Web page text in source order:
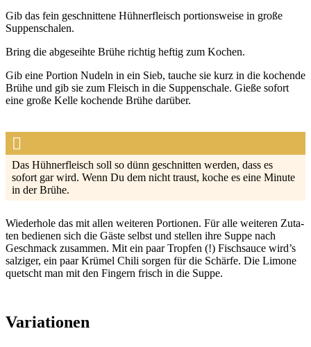
Gib das fein geschnit­te­ne Hüh­ner­fleisch por­ti­ons­wei­se in gro­ße
Sup­pen­scha­len.
Bring die abge­seih­te Brü­he rich­tig hef­tig zum Kochen.
Gib eine Por­ti­on Nudeln in ein Sieb, tau­che sie kurz in die kochen­de
Brü­he und gib sie zum Fleisch in die Sup­pen­scha­le. Gie­ße sofort
eine gro­ße Kel­le kochen­de Brü­he dar­über.
Das Hüh­ner­fleisch soll so dünn geschnit­ten wer­den, dass es
sofort gar wird. Wenn Du dem nicht traust, koche es eine Minu­te
in der Brü­he.
Wie­der­ho­le das mit allen wei­te­ren Por­tio­nen. Für alle wei­te­ren Zuta­
ten bedie­nen sich die Gäs­te selbst und stel­len ihre Sup­pe nach
Geschmack zusam­men. Mit ein paar Trop­fen (!) Fisch­sauce wird’s
sal­zi­ger, ein paar Krü­mel Chi­li sor­gen für die Schär­fe. Die Limo­ne
quetscht man mit den Fin­gern frisch in die Sup­pe.
Variationen